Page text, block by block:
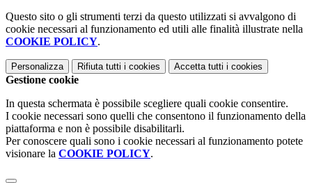
Questo sito o gli strumenti terzi da questo utilizzati si avvalgono di
cookie necessari al funzionamento ed utili alle finalità illustrate nella
COOKIE POLICY.
Personalizza Rifiuta tutti i cookies Accetta tutti i cookies
Gestione cookie
In questa schermata è possibile scegliere quali cookie consentire.
I cookie necessari sono quelli che consentono il funzionamento della
piattaforma e non è possibile disabilitarli.
Per conoscere quali sono i cookie necessari al funzionamento potete
visionare la COOKIE POLICY.